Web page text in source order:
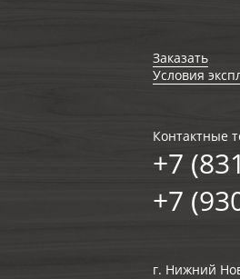
Заказать
Условия
Контактные
+7
+7
г. Нижний